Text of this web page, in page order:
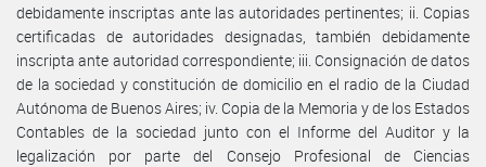
debidamente inscriptas ante las autoridades pertinentes; ii. Copias
certificadas de autoridades designadas, también debidamente
inscripta ante autoridad correspondiente; iii. Consignación de datos
de la sociedad y constitución de domicilio en el radio de la Ciudad
Autónoma de Buenos Aires; iv. Copia de la Memoria y de los Estados
Contables de la sociedad junto con el Informe del Auditor y la
legalización por parte del Consejo Profesional de Ciencias